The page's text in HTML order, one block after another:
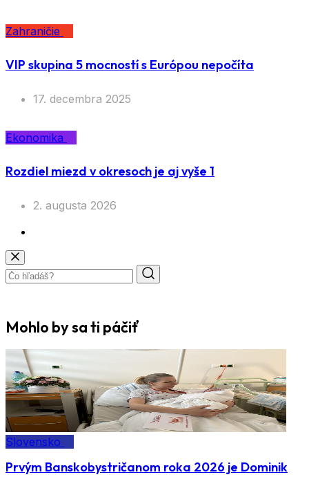
Zahraničie
VIP skupina 5 mocností s Európou nepočíta
17. decembra 2025
Ekonomika
Rozdiel miezd v okresoch je aj vyše 1
2. augusta 2026
Mohlo by sa ti páčiť
Slovensko
Prvým Banskobystričanom roka 2026 je Dominik